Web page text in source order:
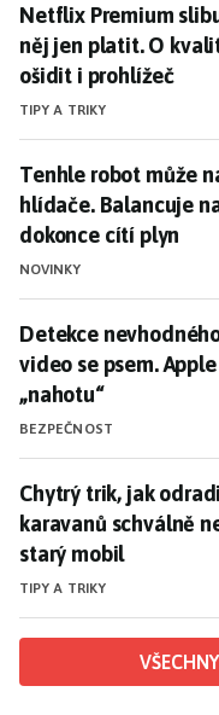
Netflix Premium
Netflix Premium
něj jen platit. O
ošidit i prohlížeč
TIPY A TRIKY
Tenhle robot může
Tenhle robot může
hlídače. Balancuje
dokonce cítí plyn
NOVINKY
Detekce
Detekce
video se psem.
„nahotu“
BEZPEČNOST
Chytrý trik, jak
Chytrý trik, jak
karavanů schválně
starý mobil
TIPY A TRIKY